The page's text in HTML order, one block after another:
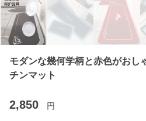
モダンな幾何学柄と赤色がおし
チンマット
2,850 円